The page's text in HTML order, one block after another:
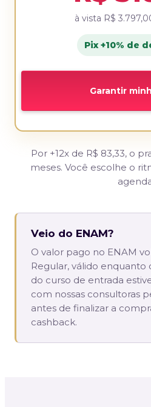
à vista R$
Pix +10% de
Garantir
Por +12x de R$ 83,33, o
meses. Você escolhe o
Veio do ENAM?
O valor pago no ENAM
Regular, válido enquanto
do curso de entrada
com nossas consultoras
antes de finalizar a
cashback.